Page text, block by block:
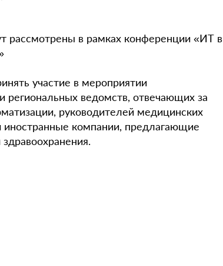
рассмотрены в рамках конференции «ИТ в
участие в мероприятии
региональных ведомств, отвечающих за
руководителей медицинских
компании, предлагающие